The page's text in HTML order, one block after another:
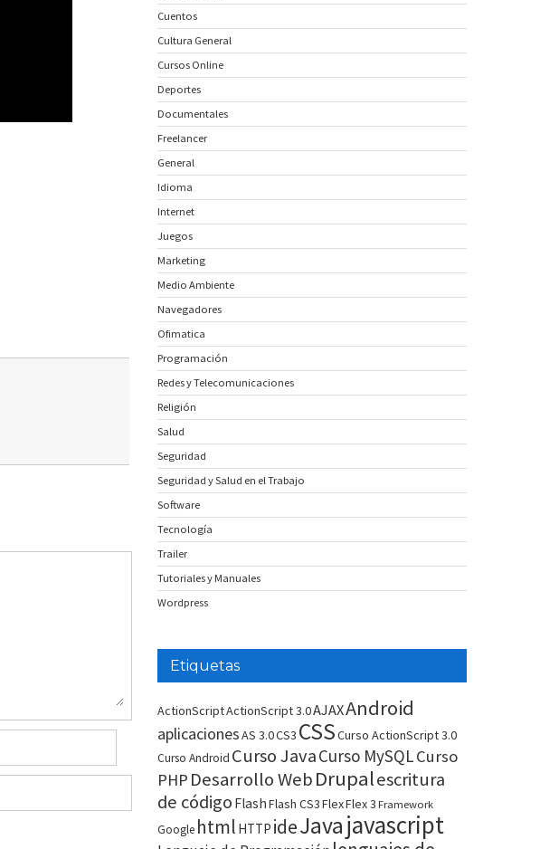
Cuentos
Cultura General
Cursos Online
Deportes
Documentales
Freelancer
General
Idioma
Internet
Juegos
Marketing
Medio Ambiente
Navegadores
Ofimatica
Programación
Redes y Telecomunicaciones
Religión
Salud
Seguridad
Seguridad y Salud en el Trabajo
Software
Tecnología
Trailer
Tutoriales y Manuales
Wordpress
Etiquetas
ActionScriptActionScript 3.0AJAXAndroid
aplicacionesAS 3.0CS3 CSSCurso ActionScript 3.0
Curso Android Curso JavaCurso MySQLCurso
PHP Desarrollo WebDrupalescritura
de código FlashFlash CS3FlexFlex 3 Framework
Google html HTTP ideJavajavascript